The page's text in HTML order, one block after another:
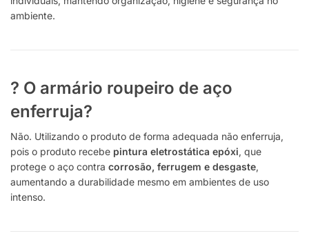
ambiente.
? O armário roupeiro de aço
enferruja?
Não. Utilizando o produto de forma adequada não enferruja,
pois o produto recebe pintura eletrostática epóxi, que
protege o aço contra corrosão, ferrugem e desgaste,
aumentando a durabilidade mesmo em ambientes de uso
intenso.